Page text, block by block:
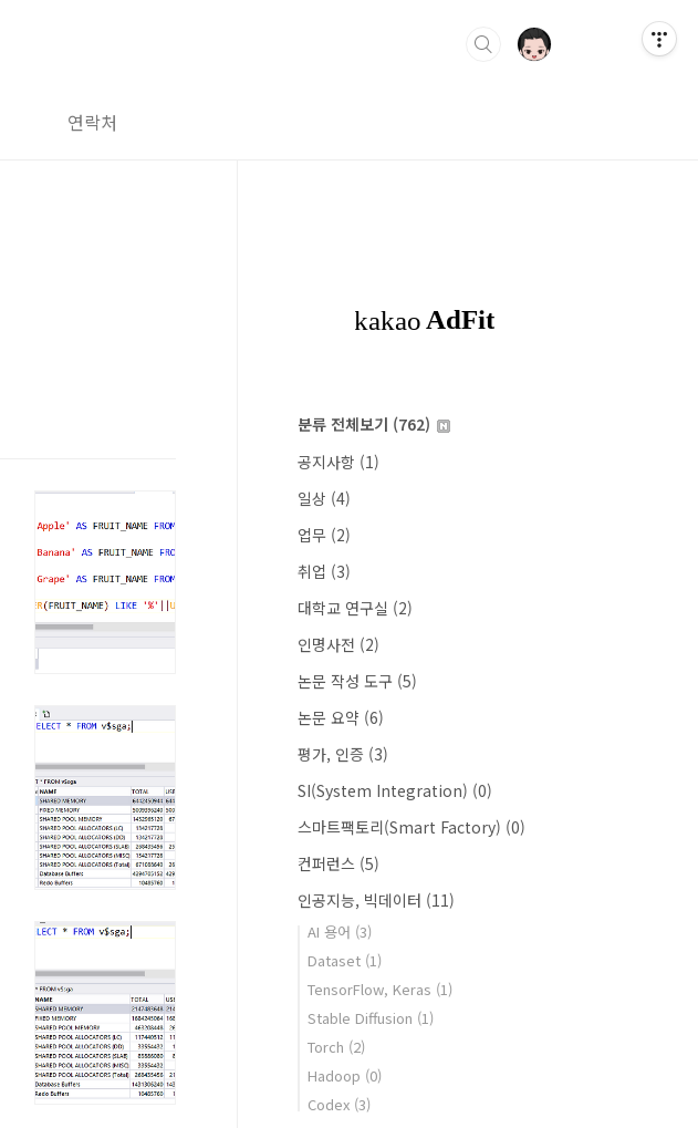
연락처
분류 전체보기 (762)
공지사항 (1)
일상 (4)
업무 (2)
취업 (3)
대학교 연구실 (2)
인명사전 (2)
논문 작성 도구 (5)
논문 요약 (6)
평가, 인증 (3)
SI(System Integration) (0)
스마트팩토리(Smart Factory) (0)
컨퍼런스 (5)
인공지능, 빅데이터 (11)
AI 용어 (3)
Dataset (1)
TensorFlow, Keras (1)
Stable Diffusion (1)
Torch (2)
Hadoop (0)
Codex (3)